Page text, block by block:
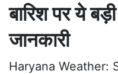
बारिश पर ये
जानकारी
Haryana Weather: